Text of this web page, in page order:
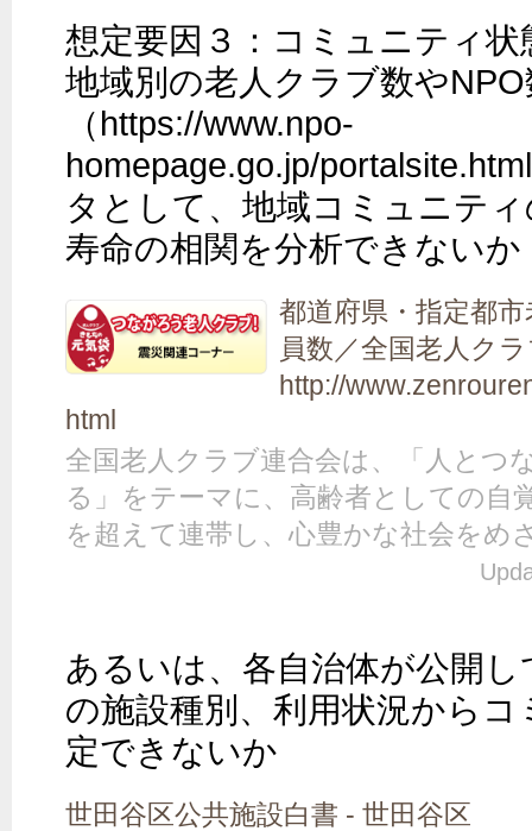
想定要因３：コミュニティ状
地域別の老人クラブ数やNPO
（https://www.npo-
homepage.go.jp/
タとして、地域コミュニテ
寿命の相関を分析できないか
都道府県・指定都
員数／全国老人ク
http://
html
全国老人クラブ連合会は、「人とつ
る」をテーマに、高齢者としての自
を超えて連帯し、心豊かな社会をめ
あるいは、各自治体が公開
の施設種別、利用状況から
定できないか
世田谷区公共施設白書 - 世田谷区